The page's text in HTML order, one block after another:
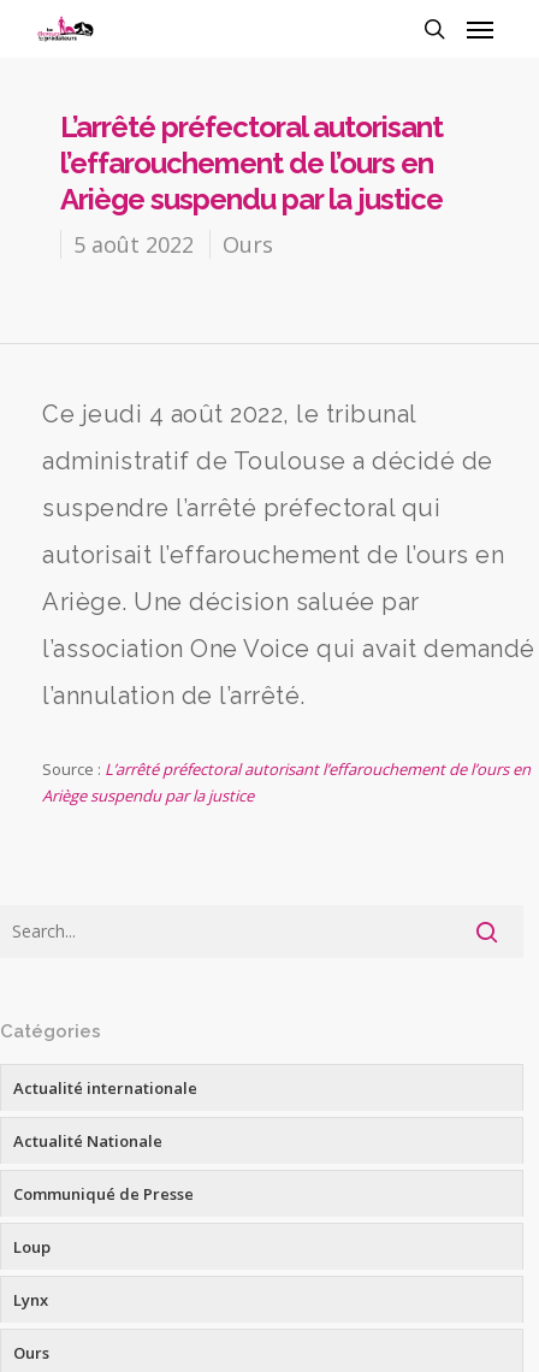
L’arrêté préfectoral autorisant
l’effarouchement de l’ours en
Ariège suspendu par la justice
5 août 2022 Ours
Ce jeudi 4 août 2022, le tribunal
administratif de Toulouse a décidé de
suspendre l’arrêté préfectoral qui
autorisait l’effarouchement de l’ours en
Ariège. Une décision saluée par
l’association One Voice qui avait demandé
l’annulation de l’arrêté.
Source : L’arrêté préfectoral autorisant l’effarouchement de l’ours en
Ariège suspendu par la justice
Catégories
Actualité internationale
Actualité Nationale
Communiqué de Presse
Loup
Lynx
Ours